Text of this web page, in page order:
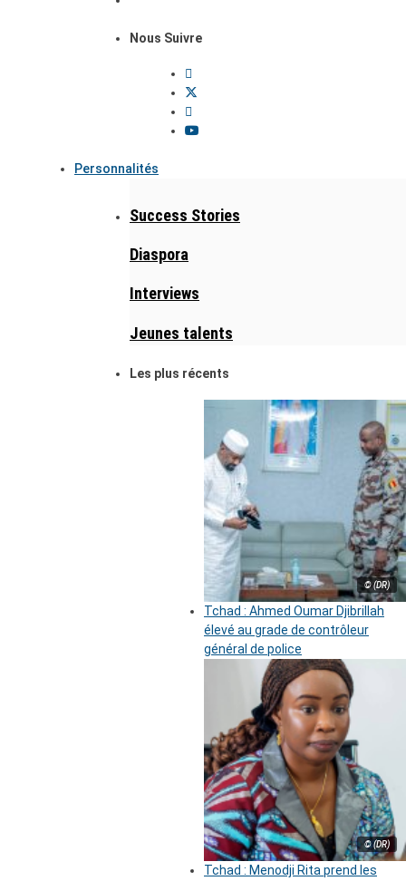
Nous Suivre
Personnalités
Success Stories
Diaspora
Interviews
Jeunes talents
Les plus récents
© (DR)
Tchad : Ahmed Oumar Djibrillah
élevé au grade de contrôleur
général de police
© (DR)
Tchad : Menodji Rita prend les